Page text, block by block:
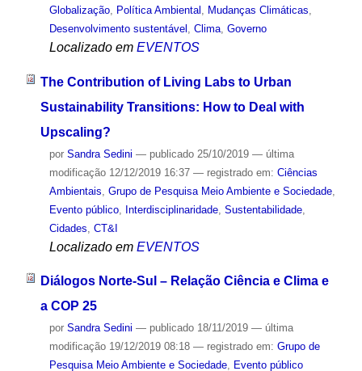
Globalização, Política Ambiental Mudanças Climáticas
Desenvolvimento sustentável
Clima, Governo
Localizado em EVENTOS
The Contribution of Living Labs to Urban
Sustainability Transitions: How to Deal with
Upscaling?
por Sandra Sedini — publicado25/10/2019 — última
modificação12/12/2019 16:37 — registrado em: Ciências
Ambientais Grupo de Pesquisa Meio Ambiente e Sociedade,
Evento público, Interdisciplinaridade, Sustentabilidade,
Cidades CT&I
Localizado em EVENTOS
Diálogos Norte-Sul – Relação Ciência e Clima e
a COP 25
por Sandra Sedini — publicado18/11/2019 — última
modificação19/12/2019 08:18 — registrado em: Grupo de
Pesquisa Meio Ambiente e Sociedade, Evento público